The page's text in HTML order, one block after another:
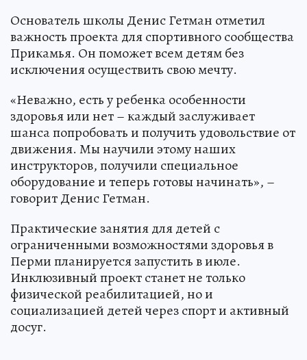
Основатель школы Денис Гетман отметил
важность проекта для спортивного сообщества
Прикамья. Он поможет всем детям без
исключения осуществить свою мечту.
«Неважно, есть у ребенка особенности
здоровья или нет – каждый заслуживает
шанса попробовать и получить удовольствие от
движения. Мы научили этому наших
инструкторов, получили специальное
оборудование и теперь готовы начинать», –
говорит Денис Гетман.
Практические занятия для детей с
ограниченными возможностями здоровья в
Перми планируется запустить в июле.
Инклюзивный проект станет не только
физической реабилитацией, но и
социализацией детей через спорт и активный
досуг.